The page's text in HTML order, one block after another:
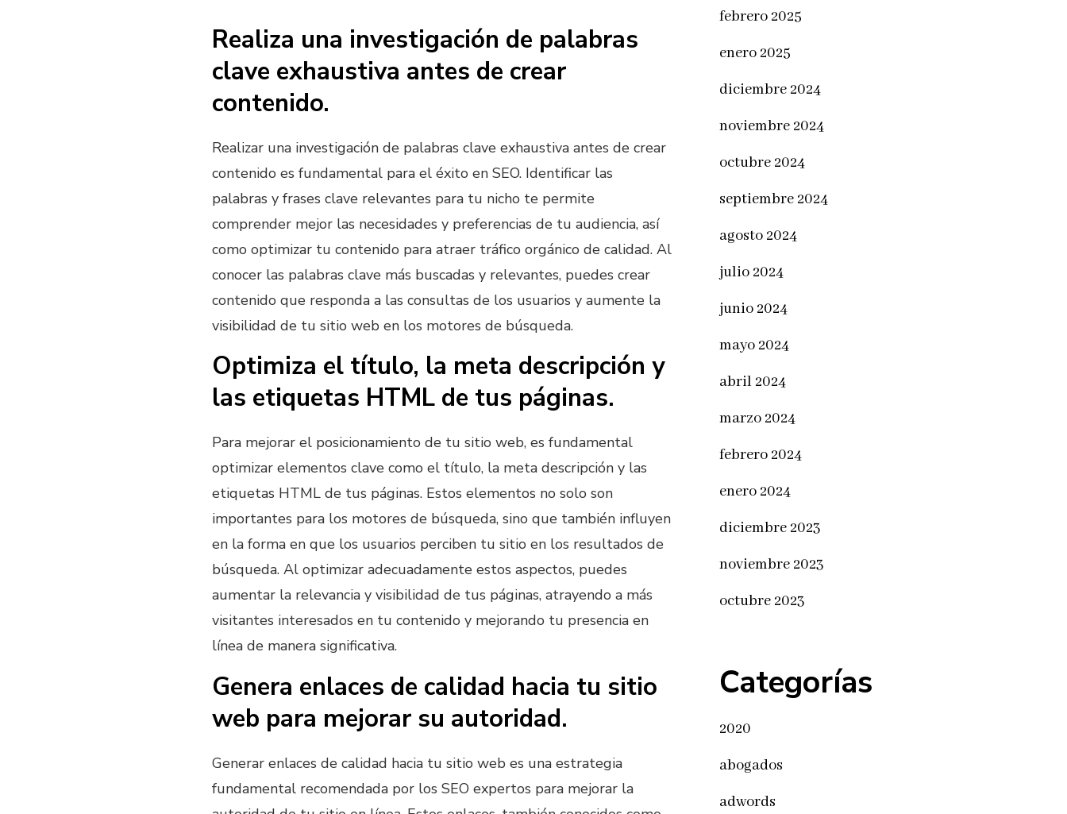
Realiza una investigación de palabras
clave exhaustiva antes de crear
contenido.
Realizar una investigación de palabras clave exhaustiva antes de crear
contenido es fundamental para el éxito en SEO. Identificar las
palabras y frases clave relevantes para tu nicho te permite
comprender mejor las necesidades y preferencias de tu audiencia, así
como optimizar tu contenido para atraer tráfico orgánico de calidad. Al
conocer las palabras clave más buscadas y relevantes, puedes crear
contenido que responda a las consultas de los usuarios y aumente la
visibilidad de tu sitio web en los motores de búsqueda.
Optimiza el título, la meta descripción y
las etiquetas HTML de tus páginas.
Para mejorar el posicionamiento de tu sitio web, es fundamental
optimizar elementos clave como el título, la meta descripción y las
etiquetas HTML de tus páginas. Estos elementos no solo son
importantes para los motores de búsqueda, sino que también influyen
en la forma en que los usuarios perciben tu sitio en los resultados de
búsqueda. Al optimizar adecuadamente estos aspectos, puedes
aumentar la relevancia y visibilidad de tus páginas, atrayendo a más
visitantes interesados en tu contenido y mejorando tu presencia en
línea de manera significativa.
Genera enlaces de calidad hacia tu sitio
web para mejorar su autoridad.
Generar enlaces de calidad hacia tu sitio web es una estrategia
fundamental recomendada por los SEO expertos para mejorar la
febrero 2025
enero 2025
diciembre 2024
noviembre 2024
octubre 2024
septiembre 2024
agosto 2024
julio 2024
junio 2024
mayo 2024
abril 2024
marzo 2024
febrero 2024
enero 2024
diciembre 2023
noviembre 2023
octubre 2023
Categorías
2020
abogados
adwords